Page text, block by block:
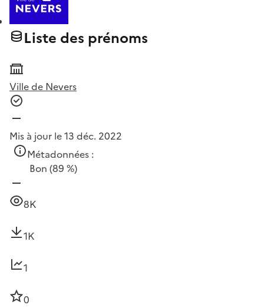
Liste des prénoms
Ville de Nevers
Mis à jour le 13 déc. 2022
Métadonnées :
Bon (89 %)
8K
1K
1
0